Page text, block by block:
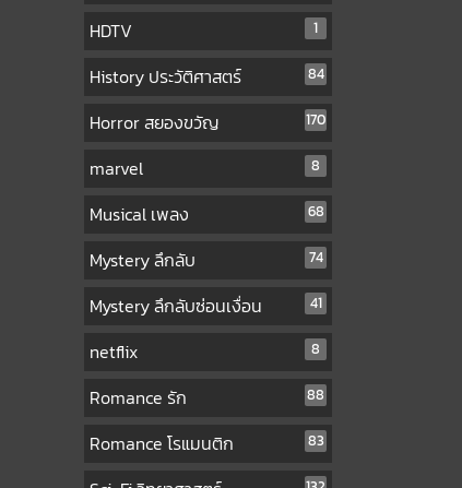
HDTV 1
History ประวัติศาสตร์ 84
Horror สยองขวัญ 170
marvel 8
Musical เพลง 68
Mystery ลึกลับ 74
Mystery ลึกลับซ่อนเงื่อน 41
netflix 8
Romance รัก 88
Romance โรแมนติก 83